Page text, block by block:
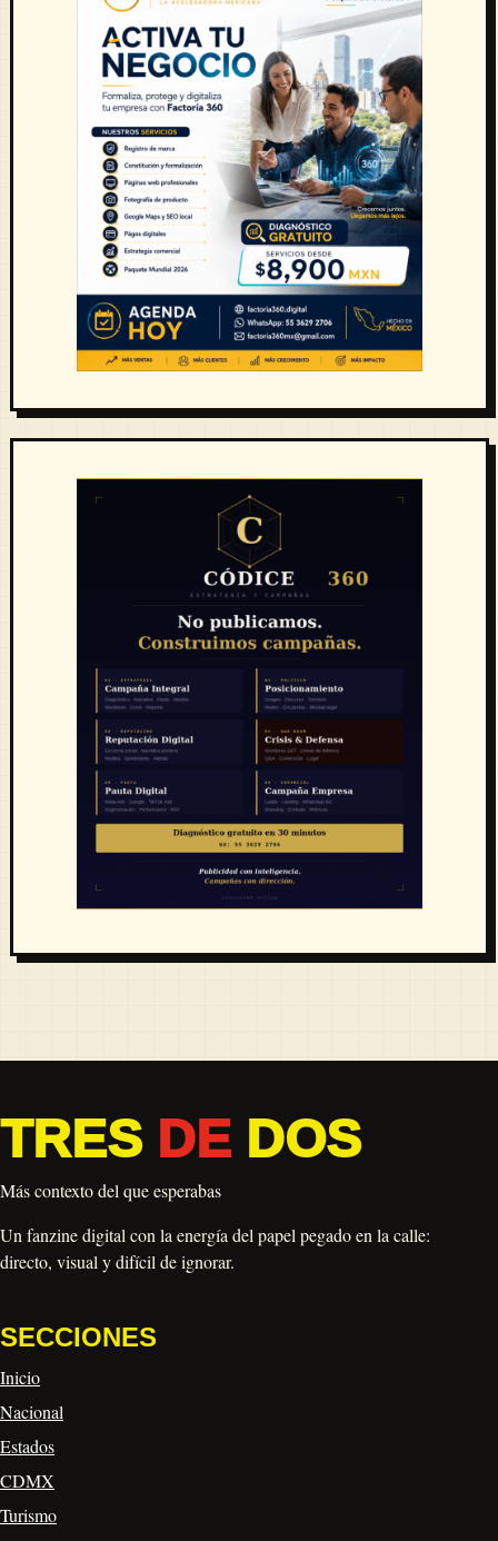
TRES DEDOS
Más contexto del que esperabas
Un fanzine digital con la energía del papel pegado en la calle:
directo, visual y difícil de ignorar.
SECCIONES
Inicio
Nacional
Estados
CDMX
Turismo